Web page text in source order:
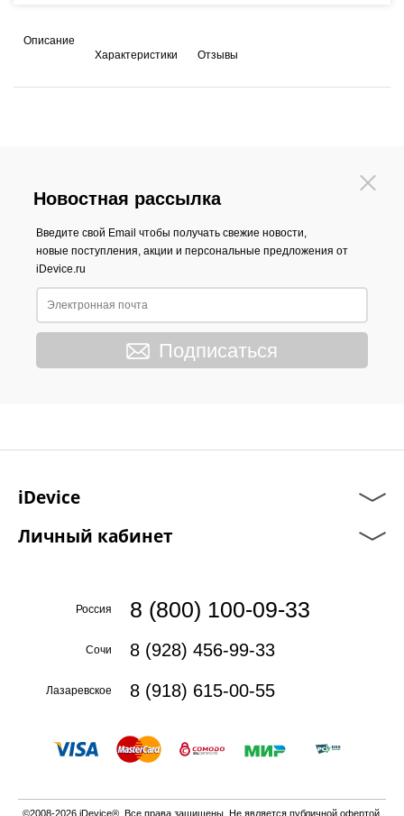
Описание
Характеристики
Отзывы
Новостная рассылка
Введите свой Email чтобы получать свежие новости,
новые поступления, акции и персональные предложения от
iDevice.ru
Подписаться
iDevice
Личный кабинет
Россия 8 (800) 100-09-33
Сочи 8 (928) 456-99-33
Лазаревское 8 (918) 615-00-55
©2008-2026 iDevice®. Все права защищены. Не является публичной офертой.